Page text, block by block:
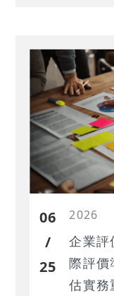
鍵方向
06
/
25
2026
企業評
際評價
估實務